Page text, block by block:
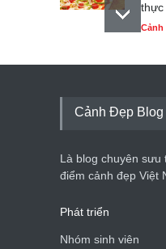
thực
Cảnh
du
Cảnh
Cảnh Đẹp Blog
Là blog chuyên sưu
điểm cảnh đẹp Việt
Phát triển
Nhóm sinh viên